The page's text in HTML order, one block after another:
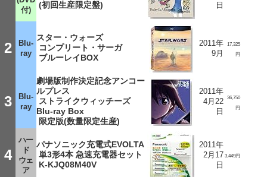
付)
(初回生産限定盤)
日
2
Blu-
ray
スター・ウォーズ
コンプリート・サーガ
ブルーレイBOX
2011年
9月
17,325
円
3
Blu-
ray
劇場版制作決定記念アンコー
ルプレス
ストライクウィッチーズ
Blu-ray Box
限定版(数量限定生産)
2011年
4月22
日
36,750
円
4
ハー
ド
ウェ
ア
パナソニック充電式EVOLTA
単3形4本 急速充電器セット
K-KJQ08M40V
2011年
2月17
日
3,449円